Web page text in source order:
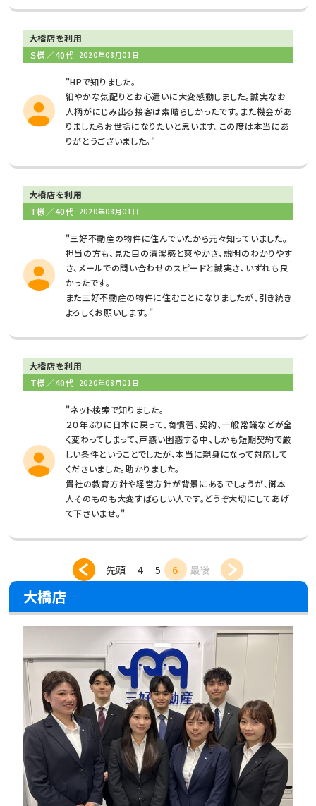
大橋店を利用
Ｓ様／40代 2020年08月01日
"HPで知りました。
細やかな気配りとお心遣いに大変感動しました。誠実なお
人柄がにじみ出る接客は素晴らしかったです。また機会があ
りましたらお世話になりたいと思います。この度は本当にあ
りがとうございました。"
大橋店を利用
T様／40代 2020年08月01日
"三好不動産の物件に住んでいたから元々知っていました。
担当の方も、見た目の清潔感と爽やかさ、説明のわかりやす
さ、メールでの問い合わせのスピードと誠実さ、いずれも良
かったです。
また三好不動産の物件に住むことになりましたが、引き続き
よろしくお願いします。"
大橋店を利用
T様／40代 2020年08月01日
"ネット検索で知りました。
２０年ぶりに日本に戻って、商慣習、契約、一般常識などが全
く変わってしまって、戸惑い困惑する中、しかも短期契約で厳
しい条件ということでしたが、本当に親身になって対応して
くださいました。助かりました。
貴社の教育方針や経営方針が背景にあるでしょうが、御本
人そのものも大変すばらしい人です。どうぞ大切にしてあげ
て下さいませ。"
先頭 4 5 6 最後
大橋店